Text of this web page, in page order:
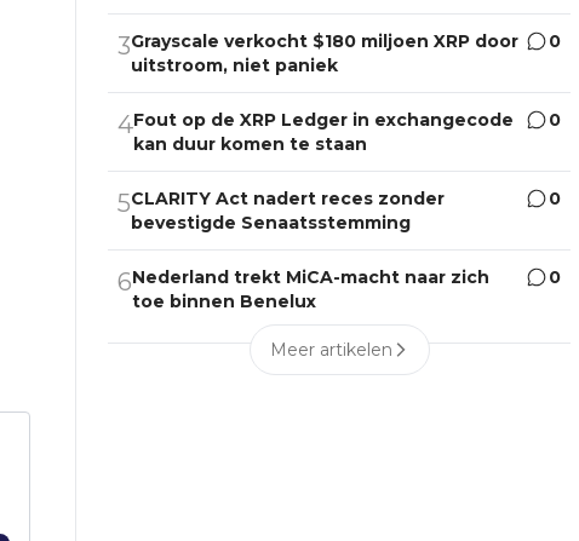
3Grayscale verkocht $180 miljoen XRP door
uitstroom, niet paniek
0
4Fout op de XRP Ledger in exchangecode
kan duur komen te staan
0
5CLARITY Act nadert reces zonder
bevestigde Senaatsstemming
0
6Nederland trekt MiCA-macht naar zich
toe binnen Benelux
0
Meer artikelen